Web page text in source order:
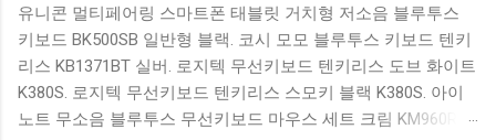
유니콘 멀티페어링 스마트폰 태블릿 거치형 저소음 블루투스
키보드 BK500SB 일반형 블랙. 코시 모모 블루투스 키보드 텐키
리스 KB1371BT 실버. 로지텍 무선키보드 텐키리스 도브 화이트
K380S. 로지텍 무선키보드 텐키리스 스모키 블랙 K380S. 아이
노트 무소음 블루투스 무선키보드 마우스 세트 크림 KM960RB